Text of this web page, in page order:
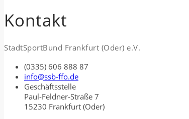
Kontakt
StadtSportBund Frankfurt (Oder) e.V.
(0335) 606 888 87
info@ssb-ffo.de
Geschäftsstelle
Paul-Feldner-Straße 7
15230 Frankfurt (Oder)